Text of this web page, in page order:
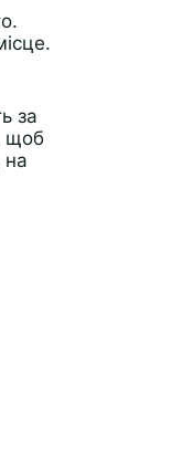
за
щоб
на